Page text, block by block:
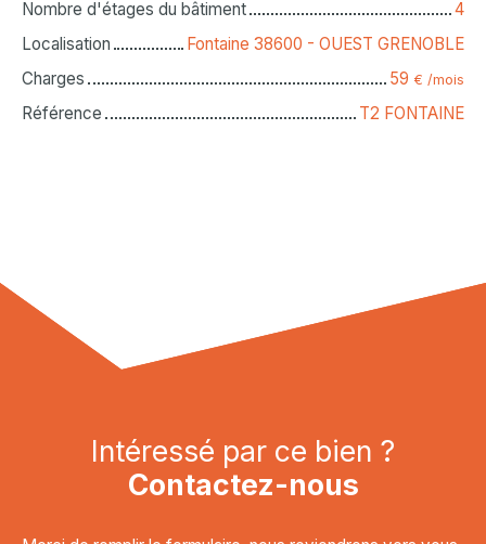
Nombre d'étages du bâtiment
4
Localisation
Fontaine 38600 - OUEST GRENOBLE
Charges
59 € /mois
Référence T2 FONTAINE
Intéressé par ce bien ?
Contactez-nous